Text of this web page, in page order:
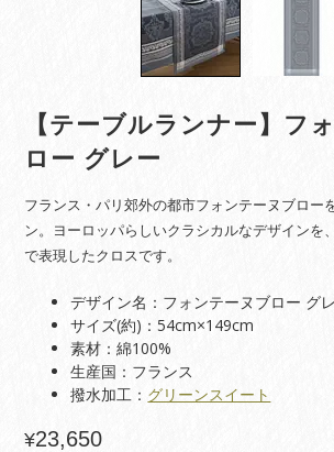
【テーブルランナー】フ
ロー グレー
フランス・パリ郊外の都市フォンテーヌブロー
ン。ヨーロッパらしいクラシカルなデザインを
で表現したクロスです。
デザイン名：フォンテーヌブロー グ
サイズ(約)：54cm×149cm
素材：綿100%
生産国：フランス
撥水加工： グリーンスイート
¥23,650